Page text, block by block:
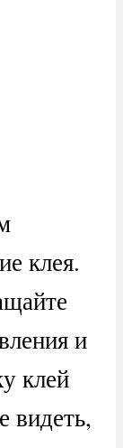
клея.
и
клей
видеть,